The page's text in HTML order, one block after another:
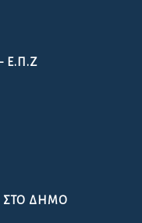
Ε.Π.Ζ
ΣΤΟ ΔΉΜΟ